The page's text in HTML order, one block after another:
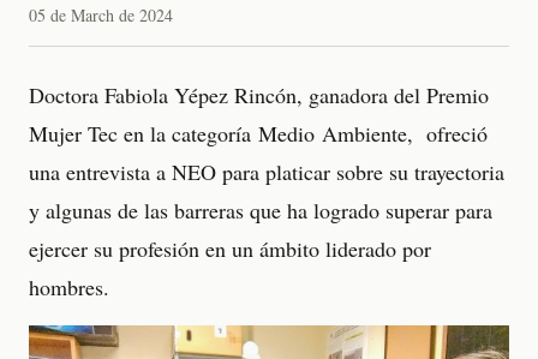
05 de March de 2024
Doctora Fabiola Yépez Rincón, ganadora del Premio
Mujer Tec en la categoría Medio Ambiente, ofreció
una entrevista a NEO para platicar sobre su trayectoria
y algunas de las barreras que ha logrado superar para
ejercer su profesión en un ámbito liderado por
hombres.